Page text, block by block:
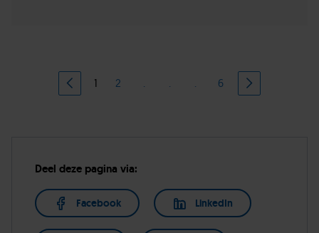
1 2 . . . 6
Deel deze pagina via:
Facebook LinkedIn